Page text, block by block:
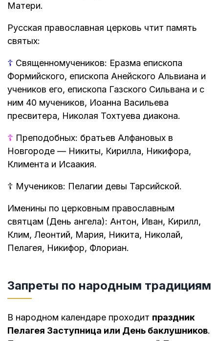
Матери.
Русская православная церковь чтит память
святых:
☦ Священномучеников: Еразма епископа
Формийского, епископа Анейского Альвиана и
учеников его, епископа Газского Сильвана и с
ним 40 мучеников, Иоанна Васильева
пресвитера, Николая Тохтуева диакона.
☦ Преподобных: братьев Алфановых в
Новгороде — Никиты, Кирилла, Никифора,
Климента и Исаакия.
☦ Мучеников: Пелагии девы Тарсийской.
Именины по церковным православным
святцам (День ангела): Антон, Иван, Кирилл,
Клим, Леонтий, Мария, Никита, Николай,
Пелагея, Никифор, Флориан.
Запреты по народным традициям
В народном календаре проходит праздник
Пелагея Заступница или День баклушников.